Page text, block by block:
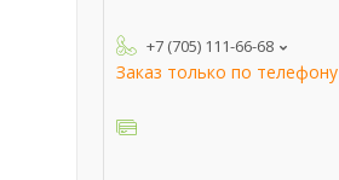
+7 (705) 111-66-68
Заказ только по телефону